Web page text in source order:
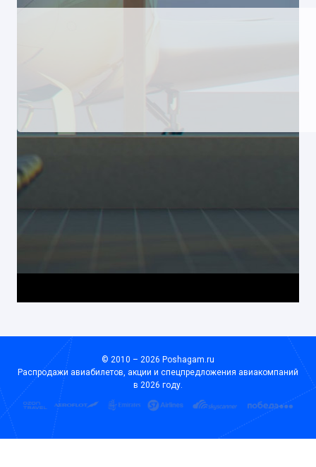
© 2010 – 2026 Poshagam.ru
Распродажи авиабилетов, акции и спецпредложения авиакомпаний
в 2026 году.